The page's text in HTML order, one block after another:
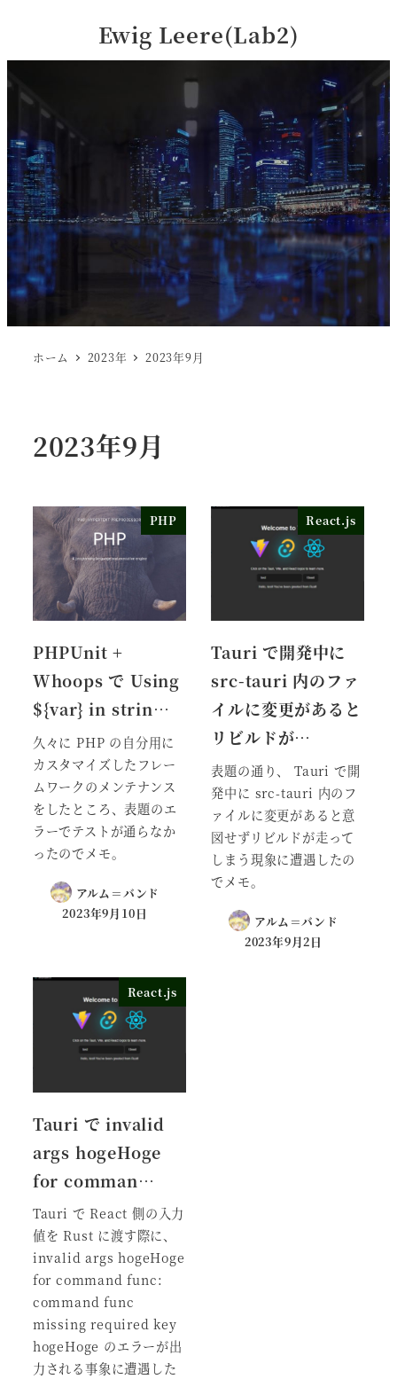
Ewig Leere(Lab2)
ホーム 2023年 2023年9月
2023年9月
PHP
PHPUnit +
Whoops で Using
${var} in strin…
久々に PHP の自分用に
カスタマイズしたフレー
ムワークのメンテナンス
をしたところ、表題のエ
ラーでテストが通らなか
ったのでメモ。
アルム＝バンド
2023年9月10日
React.js
Tauri で開発中に
src-tauri 内のファ
イルに変更があると
リビルドが…
表題の通り、 Tauri で開
発中に src-tauri 内のフ
ァイルに変更があると意
図せずリビルドが走って
しまう現象に遭遇したの
でメモ。
アルム＝バンド
2023年9月2日
React.js
Tauri で invalid
args hogeHoge
for comman…
Tauri で React 側の入力
値を Rust に渡す際に、
invalid args hogeHoge
for command func:
command func
missing required key
hogeHoge のエラーが出
力される事象に遭遇した